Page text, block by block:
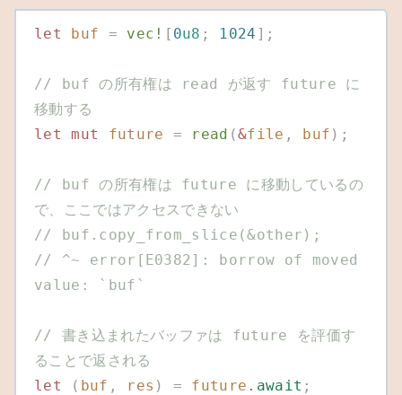
let buf = vec! [ 0u8 ; 1024 ];
// buf の所有権は read が返す future に
移動する
let
mut future = read (&file , buf );
// buf の所有権は future に移動しているの
で、ここではアクセスできない
// buf.copy_from_slice(&other);
// ^~ error[E0382]: borrow of moved
value: `buf`
// 書き込まれたバッファは future を評価す
ることで返される
let
( buf , res ) = future . await ;